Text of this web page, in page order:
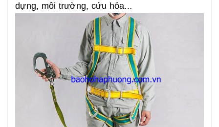
dựng, môi trường, cứu hỏa...